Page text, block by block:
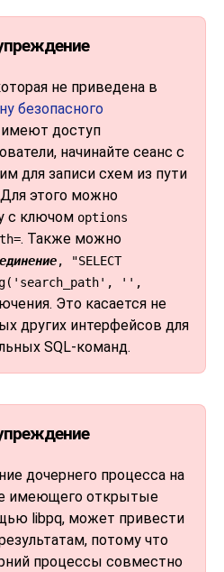
не приведена в
безопасного
имеют доступ
начинайте сеанс с
для записи схем из пути
этого можно
с ключом options
. Также можно
, "SELECT
'',
Это касается не
других интерфейсов для
SQL-команд.
дочернего процесса на
имеющего открытые
libpq, может привести
потому что
процессы совместно